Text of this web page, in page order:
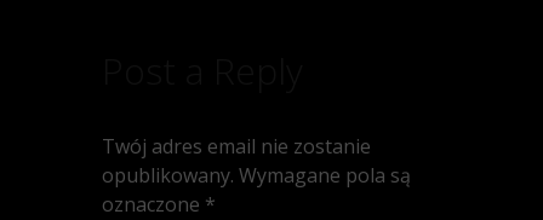
Twój adres email nie zostanie
opublikowany. Wymagane pola są
oznaczone *